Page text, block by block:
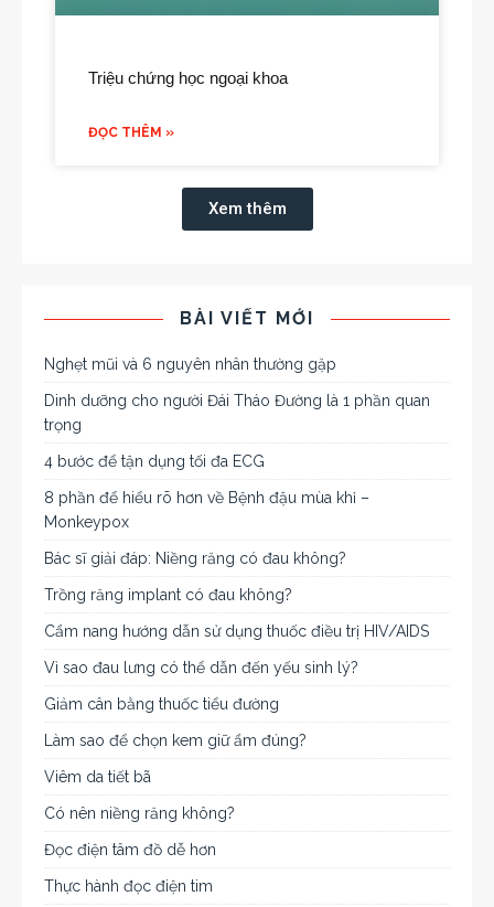
Triệu chứng học ngoại khoa
ĐỌC THÊM »
Xem thêm
BÀI VIẾT MỚI
Nghẹt mũi và 6 nguyên nhân thường gặp
Dinh dưỡng cho người Đái Tháo Đường là 1 phần quan
trọng
4 bước để tận dụng tối đa ECG
8 phần để hiểu rõ hơn về Bệnh đậu mùa khỉ –
Monkeypox
Bác sĩ giải đáp: Niềng răng có đau không?
Trồng răng implant có đau không?
Cẩm nang hướng dẫn sử dụng thuốc điều trị HIV/AIDS
Vì sao đau lưng có thể dẫn đến yếu sinh lý?
Giảm cân bằng thuốc tiểu đường
Làm sao để chọn kem giữ ẩm đúng?
Viêm da tiết bã
Có nên niềng răng không?
Đọc điện tâm đồ dễ hơn
Thực hành đọc điện tim